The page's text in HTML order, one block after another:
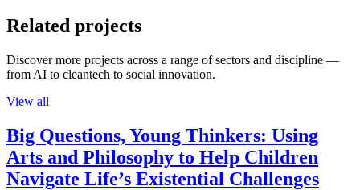
Related projects
Discover more projects across a range of sectors and discipline —
from AI to cleantech to social innovation.
View all
Big Questions, Young Thinkers: Using
Arts and Philosophy to Help Children
Navigate Life’s Existential Challenges